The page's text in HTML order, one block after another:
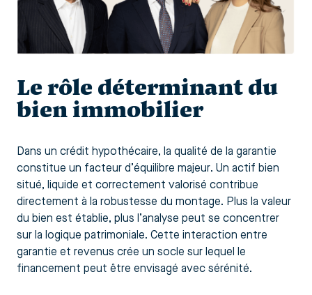
Le rôle déterminant du
bien immobilier
Dans un crédit hypothécaire, la qualité de la garantie
constitue un facteur d’équilibre majeur. Un actif bien
situé, liquide et correctement valorisé contribue
directement à la robustesse du montage. Plus la valeur
du bien est établie, plus l’analyse peut se concentrer
sur la logique patrimoniale. Cette interaction entre
garantie et revenus crée un socle sur lequel le
financement peut être envisagé avec sérénité.